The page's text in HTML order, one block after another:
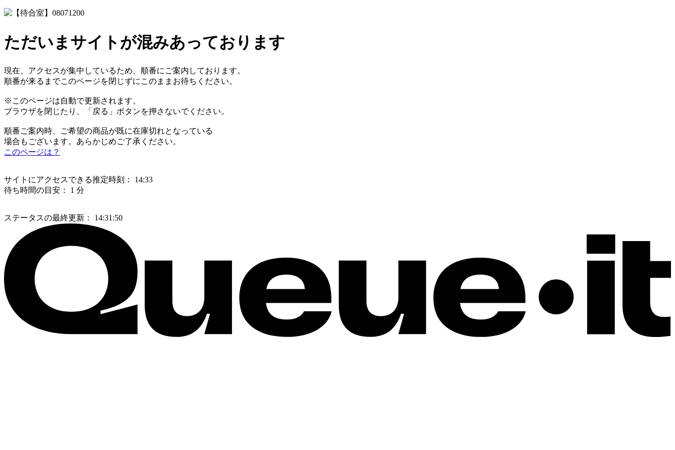
ただいまサイトが混みあっております
現在、アクセスが集中しているため、順番にご案内しております。
順番が来るまでこのページを閉じずにこのままお待ちください。
※このページは自動で更新されます。
ブラウザを閉じたり、「戻る」ボタンを押さないでください。
順番ご案内時、ご希望の商品が既に在庫切れとなっている
場合もございます。あらかじめご了承ください。
このページは？
サイトにアクセスできる推定時刻：
14:33
待ち時間の目安：
1 分
ステータスの最終更新： 14:31:50